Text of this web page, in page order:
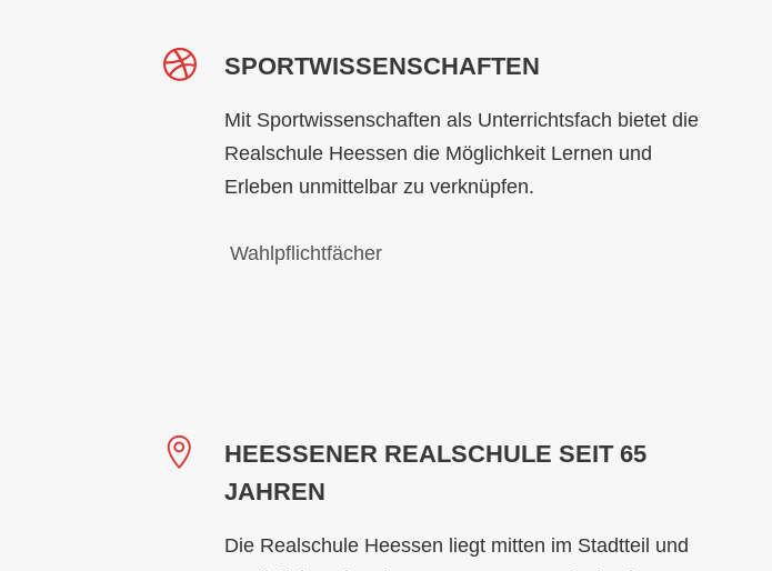
SPORTWISSENSCHAFTEN
Mit Sportwissenschaften als Unterrichtsfach bietet die
Realschule Heessen die Möglichkeit Lernen und
Erleben unmittelbar zu verknüpfen.
Wahlpflichtfächer
HEESSENER REALSCHULE SEIT 65
JAHREN
Die Realschule Heessen liegt mitten im Stadtteil und